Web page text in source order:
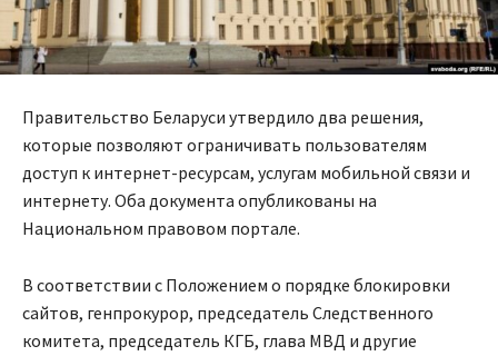
Правительство Беларуси утвердило два решения,
которые позволяют ограничивать пользователям
доступ к интернет-ресурсам, услугам мобильной связи и
интернету. Оба документа опубликованы на
Национальном правовом портале.
В соответствии с Положением о порядке блокировки
сайтов, генпрокурор, председатель Следственного
комитета, председатель КГБ, глава МВД и другие